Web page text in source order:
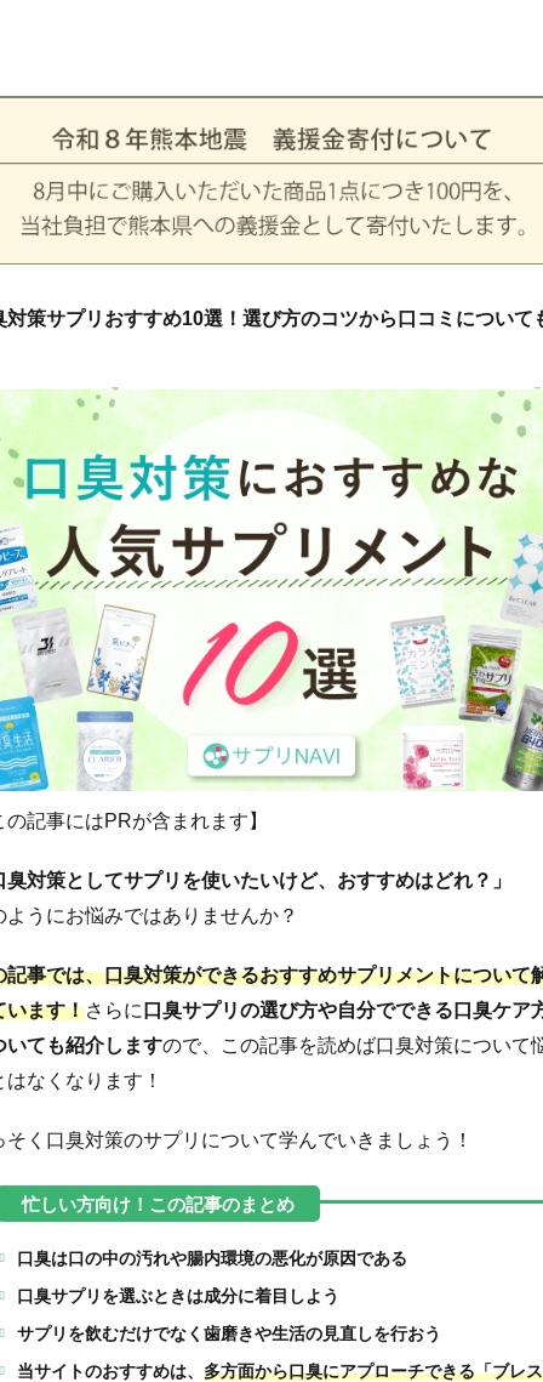
対策サプリおすすめ10選！選び方のコツから口コミについて
の記事にはPRが含まれます】
臭対策としてサプリを使いたいけど、おすすめはどれ？」
ようにお悩みではありませんか？
記事では、口臭対策ができるおすすめサプリメントについて
います！さらに 口臭サプリの選び方や自分でできる口臭ケア
いても紹介しますので、この記事を読めば口臭対策について
はなくなります！
そく口臭対策のサプリについて学んでいきましょう！
口臭は口の中の汚れや腸内環境の悪化が原因である
口臭サプリを選ぶときは成分に着目しよう
サプリを飲むだけでなく歯磨きや生活の見直しを行おう
当サイトのおすすめは、 多方面から口臭にアプローチできる「ブレス